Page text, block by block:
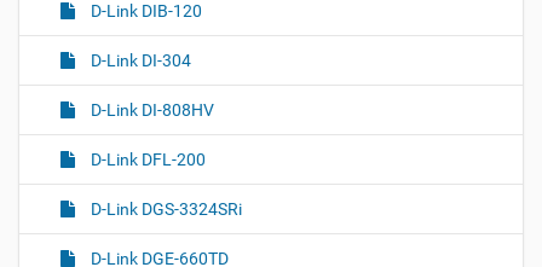
D-Link DIB-120
D-Link DI-304
D-Link DI-808HV
D-Link DFL-200
D-Link DGS-3324SRi
D-Link DGE-660TD